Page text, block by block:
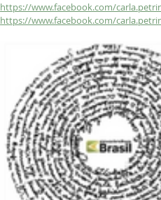
https://www.facebook.com/
https://www.facebook.com/